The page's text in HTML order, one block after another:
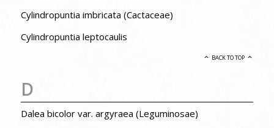
Cylindropuntia imbricata (Cactaceae)
Cylindropuntia leptocaulis
BACK TO TOP
D
Dalea bicolor var. argyraea (Leguminosae)